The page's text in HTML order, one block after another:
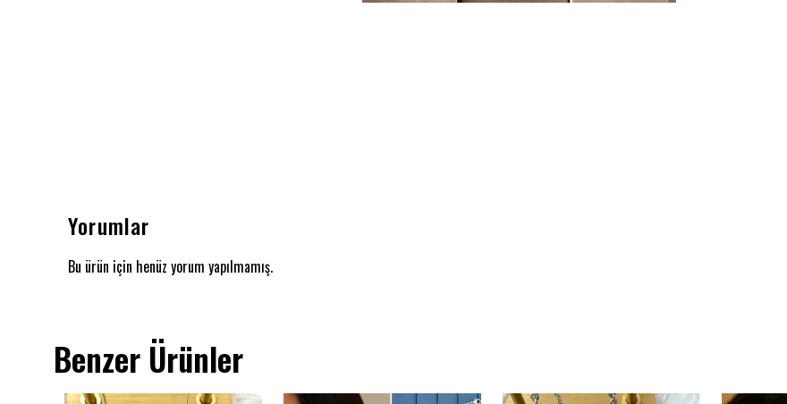
Yorumlar
Bu ürün için henüz yorum yapılmamış.
Benzer Ürünler